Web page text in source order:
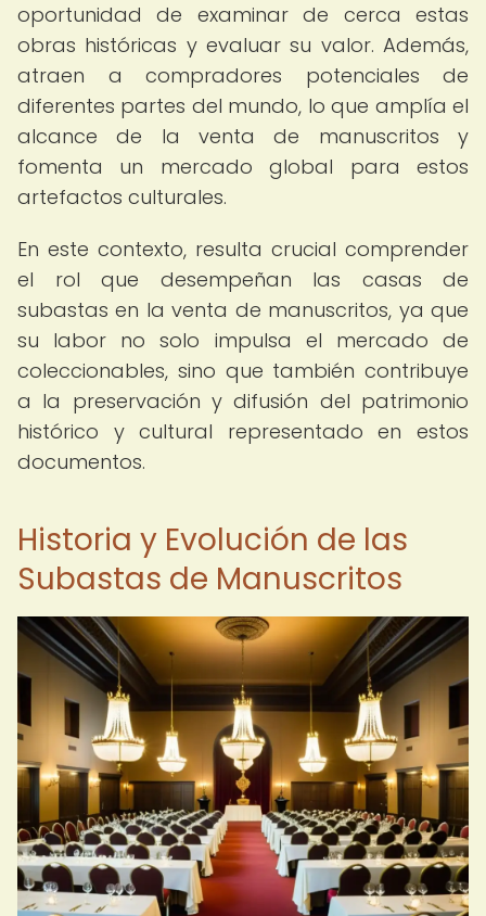
oportunidad de examinar de cerca estas
obras históricas y evaluar su valor. Además,
atraen a compradores potenciales de
diferentes partes del mundo, lo que amplía el
alcance de la venta de manuscritos y
fomenta un mercado global para estos
artefactos culturales.
En este contexto, resulta crucial comprender
el rol que desempeñan las casas de
subastas en la venta de manuscritos, ya que
su labor no solo impulsa el mercado de
coleccionables, sino que también contribuye
a la preservación y difusión del patrimonio
histórico y cultural representado en estos
documentos.
Historia y Evolución de las
Subastas de Manuscritos